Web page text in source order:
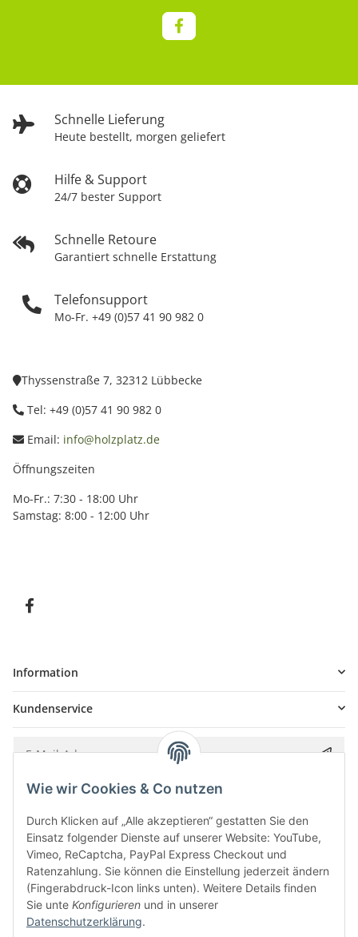
Schnelle Lieferung
Heute bestellt, morgen geliefert
Hilfe & Support
24/7 bester Support
Schnelle Retoure
Garantiert schnelle Erstattung
Telefonsupport
Mo-Fr. +49 (0)57 41 90 982 0
Thyssenstraße 7, 32312 Lübbecke
Tel: +49 (0)57 41 90 982 0
Email: info@holzplatz.de
Öffnungszeiten
Mo-Fr.: 7:30 - 18:00 Uhr
Samstag: 8:00 - 12:00 Uhr
Information
Kundenservice
Bitte senden Sie mir entsprechend IhrerDatenschutzerklärung
Wie wir Cookies & Co nutzen
Durch Klicken auf „Alle akzeptieren“ gestatten Sie den
Einsatz folgender Dienste auf unserer Website: YouTube,
Vimeo, ReCaptcha, PayPal Express Checkout und
Ratenzahlung. Sie können die Einstellung jederzeit ändern
(Fingerabdruck-Icon links unten). Weitere Details finden
Sie unte Konfigurieren und in unserer
Datenschutzerklärung.